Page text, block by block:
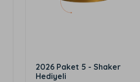
Kilo Alma Seti Shaker
Hediyeli